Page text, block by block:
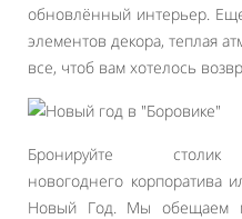
обновлённый интерьер.
элементов декора, теплая
все, чтоб вам хотелось
Бронируйте
новогоднего корпоратива
Новый Год. Мы обещаем